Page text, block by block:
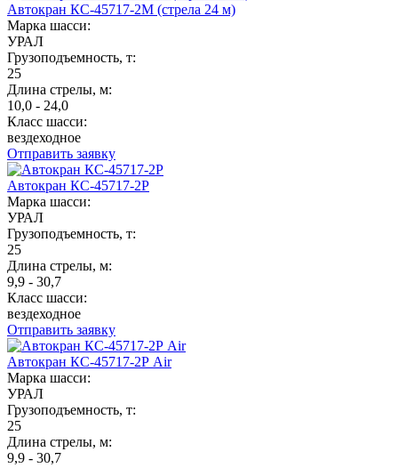
Автокран КС-45717-2М (стрела 24 м)
Марка шасси:
УРАЛ
Грузоподъемность, т:
25
Длина стрелы, м:
10,0 - 24,0
Класс шасси:
вездеходное
Отправить заявку
Автокран КС-45717-2Р
Марка шасси:
УРАЛ
Грузоподъемность, т:
25
Длина стрелы, м:
9,9 - 30,7
Класс шасси:
вездеходное
Отправить заявку
Автокран КС-45717-2Р Air
Марка шасси:
УРАЛ
Грузоподъемность, т:
25
Длина стрелы, м:
9,9 - 30,7